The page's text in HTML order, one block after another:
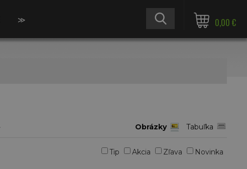
≫ 0,00 €
Obrázky Tabuľka
Tip Akcia Zľava Novinka